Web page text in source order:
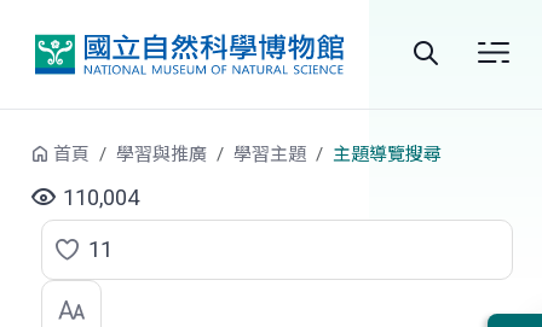
站
尋
首頁 學習與推廣 學習主題 主題導覽搜尋
110,004
點
選
11